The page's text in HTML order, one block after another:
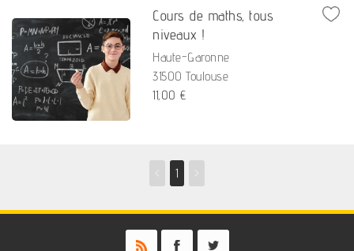
Cours de maths, tous
niveaux !
Haute-Garonne
31500 Toulouse
11,00 €
1 >